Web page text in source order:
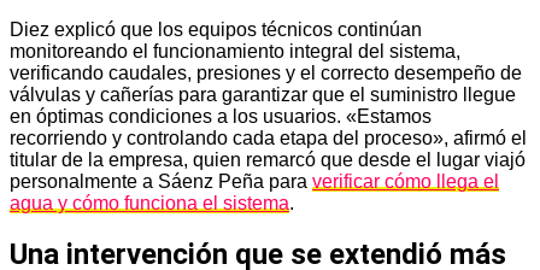
Diez explicó que los equipos técnicos continúan
monitoreando el funcionamiento integral del sistema,
verificando caudales, presiones y el correcto desempeño de
válvulas y cañerías para garantizar que el suministro llegue
en óptimas condiciones a los usuarios. «Estamos
recorriendo y controlando cada etapa del proceso», afirmó el
titular de la empresa, quien remarcó que desde el lugar viajó
personalmente a Sáenz Peña para verificar cómo llega el
agua y cómo funciona el sistema.
Una intervención que se extendió más